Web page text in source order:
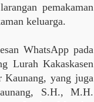
pemakaman
keluarga.
WhatsApp pada
Lurah Kakaskasen
yang juga
S.H., M.H.